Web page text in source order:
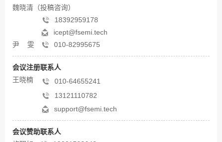
魏晓清（投稿咨询）
18392959178
icept@fsemi.tech
尹 雯
010-82995675
会议注册联系人
王晓楠
010-64655241
13121110782
support@fsemi.tech
会议赞助联系人